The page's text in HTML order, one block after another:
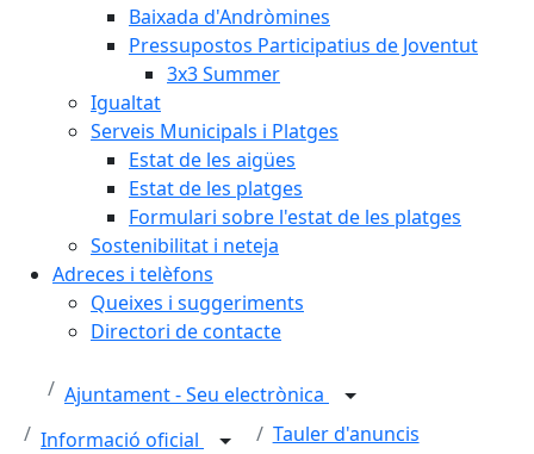
Baixada d'Andròmines
Pressupostos Participatius de Joventut
3x3 Summer
Igualtat
Serveis Municipals i Platges
Estat de les aigües
Estat de les platges
Formulari sobre l'estat de les platges
Sostenibilitat i neteja
Adreces i telèfons
Queixes i suggeriments
Directori de contacte
Ajuntament - Seu electrònica
Informació oficial
Tauler d'anuncis